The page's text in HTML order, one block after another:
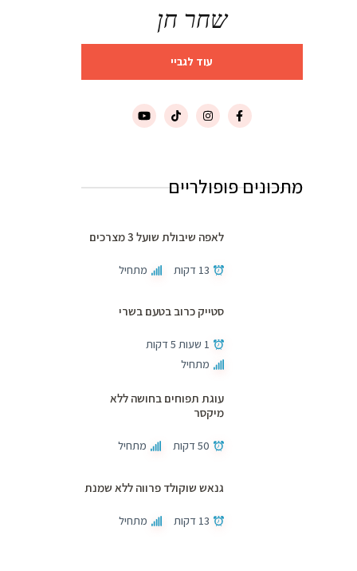
שחר חן
עוד לגביי
מתכונים פופולריים
לאפה שיבולת שועל 3 מצרכים
13 דקות מתחיל
סטייק כרוב בטעם בשרי
1 שעות 5 דקות
מתחיל
עוגת תפוחים בחושה ללא
מיקסר
50 דקות מתחיל
גנאש שוקולד פרווה ללא שמנת
13 דקות מתחיל